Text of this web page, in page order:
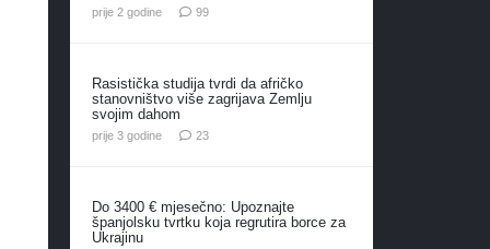
prije 2 godine 99komentara
Rasistička studija tvrdi da afričko
stanovništvo više zagrijava Zemlju
svojim dahom
prije 3 godine 23komentara
Do 3400 € mjesečno: Upoznajte
španjolsku tvrtku koja regrutira borce za
Ukrajinu